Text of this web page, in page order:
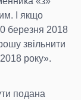
І якщо
березня 2018
звільнити
року».
подана